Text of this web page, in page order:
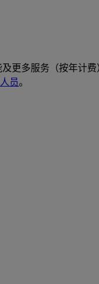
及更多服务（按年计费
员。